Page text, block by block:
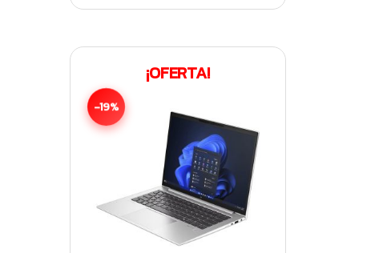
¡OFERTA!
-19%